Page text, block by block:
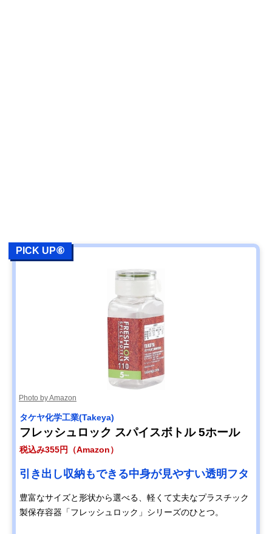
PICK UP⑥
Photo by Amazon
タケヤ化学工業(Takeya)
フレッシュロック スパイスボトル 5ホール
税込み355円（Amazon）
引き出し収納もできる中身が見やすい透明フタ
豊富なサイズと形状から選べる、軽くて丈夫なプラスチック
製保存容器「フレッシュロック」シリーズのひとつ。